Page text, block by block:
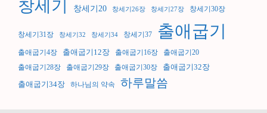
창세기 창세기20 창세기26장 창세기27장 창세기30장
창세기31장 창세기32 창세기34 창세기37 출애굽기
출애굽기4장 출애굽기12장 출애굽기16장
출애굽기20
출애굽기28장
출애굽기29장 출애굽기30장 출애굽기32장
출애굽기34장 하나님의 약속 하루말씀